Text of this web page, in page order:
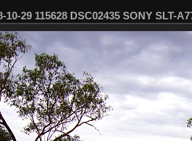
10-29 115628 DSC02435 SONY SLT-